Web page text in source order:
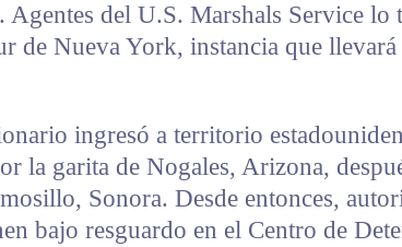
. Agentes del U.S. Marshals Service lo
de Nueva York, instancia que llevará
ingresó a territorio
la garita de Nogales, Arizona,
Sonora. Desde entonces,
bajo resguardo en el Centro de